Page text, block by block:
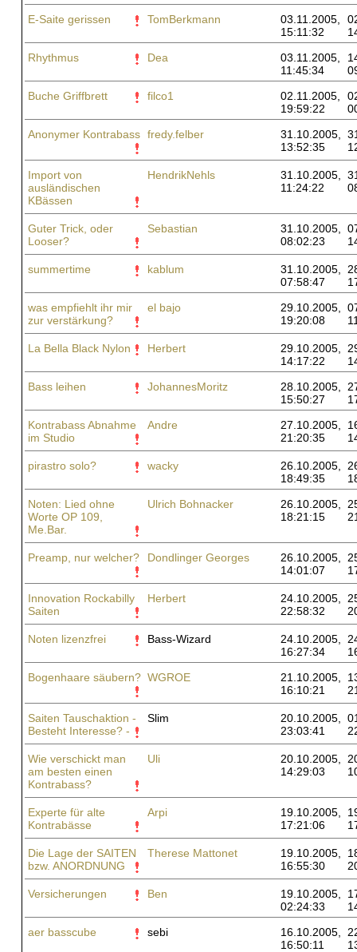
E-Saite gerissen TomBerkmann
03.11.2005,
15:11:32
Rhythmus
Dea
03.11.2005,
11:45:34
Buche Griffbrett
filco1
02.11.2005,
19:59:22
Anonymer Kontrabass fredy.felber
31.10.2005,
13:52:35
Import von
ausländischen
KBässen
HendrikNehls
31.10.2005,
11:24:22
Guter Trick, oder
Looser?
Sebastian
31.10.2005,
08:02:23
summertime kablum
31.10.2005,
07:58:47
was empfiehlt ihr mir
zur verstärkung?
el bajo
29.10.2005,
19:20:08
La Bella Black Nylon Herbert
29.10.2005,
14:17:22
Bass leihen
JohannesMoritz
28.10.2005,
15:50:27
Kontrabass Abnahme
im Studio
Andre
27.10.2005,
21:20:35
pirastro solo? wacky
26.10.2005,
18:49:35
Noten: Lied ohne
Worte OP 109,
Me.Bar.
Ulrich Bohnacker
26.10.2005,
18:21:15
Preamp, nur welcher? Dondlinger Georges
26.10.2005,
14:01:07
Innovation Rockabilly
Saiten
Herbert
24.10.2005,
22:58:32
Noten lizenzfrei Bass-Wizard
24.10.2005,
16:27:34
Bogenhaare säubern? WGROE
21.10.2005,
16:10:21
Saiten Tauschaktion -
Besteht Interesse? -
Slim
20.10.2005,
23:03:41
Wie verschickt man
am besten einen
Kontrabass?
Uli
20.10.2005,
14:29:03
Experte für alte
Kontrabässe
Arpi
19.10.2005,
17:21:06
Die Lage der SAITEN
bzw. ANORDNUNG
Therese Mattonet
19.10.2005,
16:55:30
Versicherungen Ben
19.10.2005,
02:24:33
aer basscube
sebi
16.10.2005,
16:50:11